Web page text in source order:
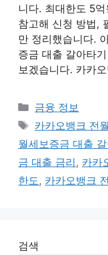
니다. 최대한도 5
참고해 신청 방법,
만 정리했습니다.
증금 대출 갈아타
보겠습니다. 카카
카
테
고
리
금융 정보
태
그
카카오뱅크 전
월세보증금 대출
금 대출 금리 , 카카
한도 , 카카오뱅크
검색